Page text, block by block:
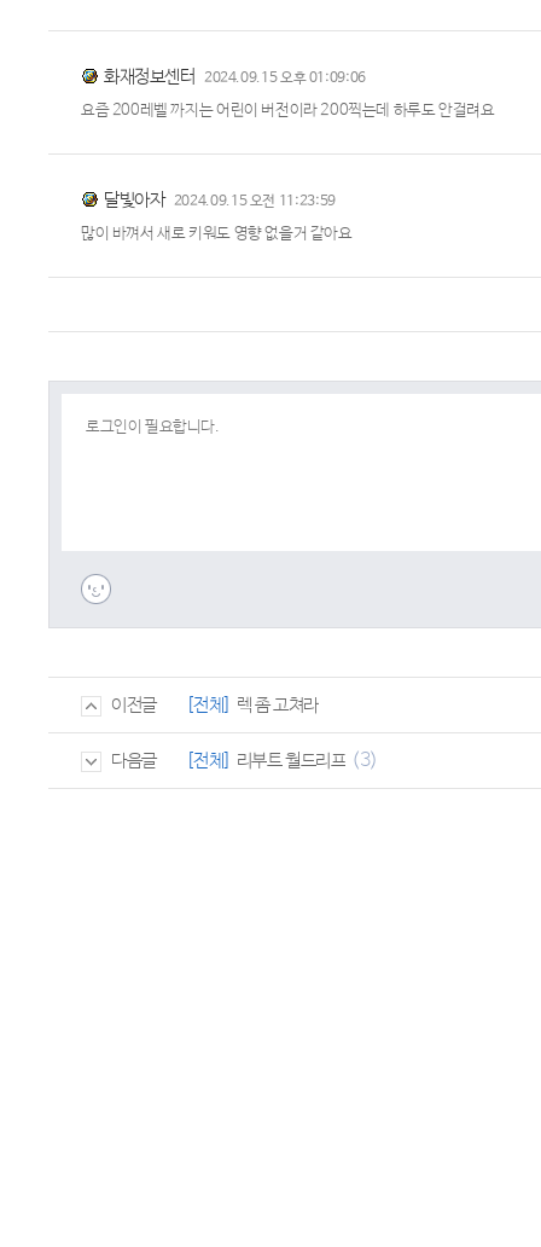
화재정보센터 2024.09.15 오후 01:09:06
요즘 200레벨 까지는 어린이 버전이라 200찍는데 하루도 안걸려요
달빛아자 2024.09.15 오전 11:23:59
많이 바껴서 새로 키워도 영향 없을거 같아요
이전글 [전체] 렉 좀 고쳐라
다음글 [전체] 리부트 월드리프 (3)